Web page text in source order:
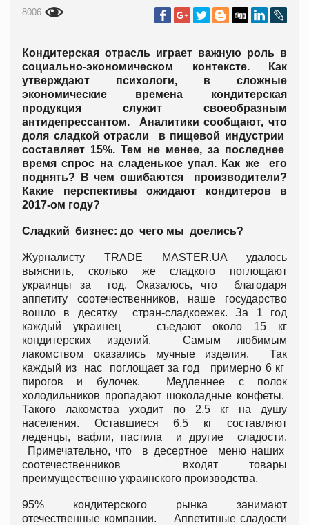
8006
Кондитерская отрасль играет важную роль в
социально-экономическом контексте. Как
утверждают психологи, в сложные
экономические времена кондитерская
продукция служит своеобразным
антидепрессантом. Аналитики сообщают, что
доля сладкой отрасли в пищевой индустрии
составляет 15%. Тем не менее, за последнее
время спрос на сладенькое упал. Как же его
поднять? В чем ошибаются производители?
Какие перспективы ожидают кондитеров в
2017-ом году?
Сладкий бизнес: до чего мы доелись?
Журналисту TRADE MASTER.UA удалось
выяснить, сколько же сладкого поглощают
украинцы за год. Оказалось, что благодаря
аппетиту соотечественников, наше государство
вошло в десятку стран-сладкоежек. За 1 год
каждый украинец съедают около 15 кг
кондитерских изделий. Самым любимым
лакомством оказались мучные изделия. Так
каждый из нас поглощает за год примерно 6 кг
пирогов и булочек. Медленнее с полок
холодильников пропадают шоколадные конфеты.
Такого лакомства уходит по 2,5 кг на душу
населения. Оставшиеся 6,5 кг составляют
леденцы, вафли, пастила и другие сладости.
Примечательно, что в десертное меню наших
соотечественников входят товары
преимущественно украинского производства.
95% кондитерского рынка занимают
отечественные компании. Аппетитные сладости